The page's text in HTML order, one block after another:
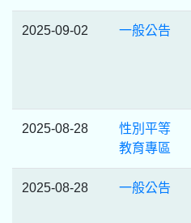
2025-09-02 一般公告
2025-08-28
性別平等
教育專區
2025-08-28 一般公告